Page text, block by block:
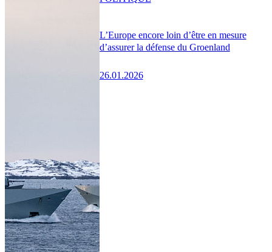
L’Europe encore loin d’être en mesure
d’assurer la défense du Groenland
26.01.2026